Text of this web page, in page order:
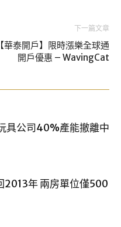
下一篇文章
【華泰開戶】限時漲樂全球通
開戶優惠 – WavingCat
具公司40%產能撤離中
2013年 兩房單位僅500